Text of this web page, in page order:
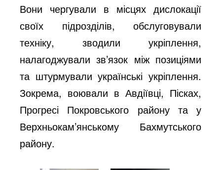
Вони чергували в місцях дислокації
своїх підрозділів, обслуговували
техніку, зводили укріплення,
налагоджували зв’язок між позиціями
та штурмували українські укріплення.
Зокрема, воювали в Авдіївці, Пісках,
Прогресі Покровського району та у
Верхньокам’янському Бахмутського
району.